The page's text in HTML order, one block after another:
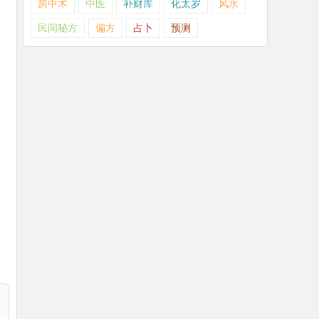
房中术 中医 补财库 化太岁 风水
民间秘方 偏方 占卜 预测